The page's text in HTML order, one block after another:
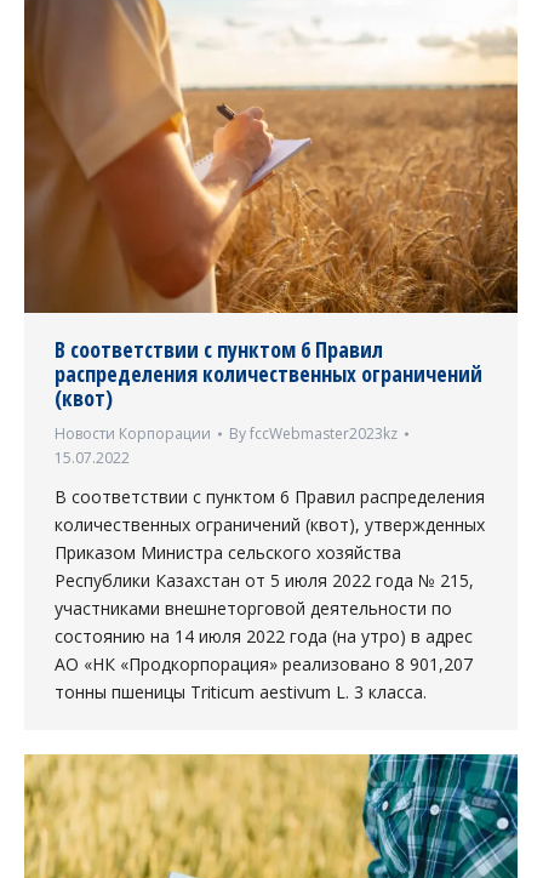
В соответствии с пунктом 6 Правил
распределения количественных ограничений
(квот)
Новости Корпорации ByfccWebmaster2023kz
15.07.2022
В соответствии с пунктом 6 Правил распределения
количественных ограничений (квот), утвержденных
Приказом Министра сельского хозяйства
Республики Казахстан от 5 июля 2022 года № 215,
участниками внешнеторговой деятельности по
состоянию на 14 июля 2022 года (на утро) в адрес
АО «НК «Продкорпорация» реализовано 8 901,207
тонны пшеницы Triticum aestivum L. 3 класса.